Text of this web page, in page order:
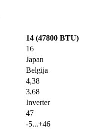
14 (47800 BTU)
16
Japan
Belgija
4,38
3,68
Inverter
47
-5...+46